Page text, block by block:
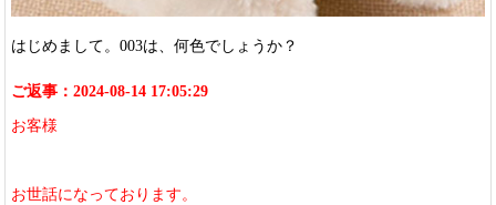
はじめまして。003は、何色でしょうか？
ご返事：2024-08-14 17:05:29
お客様
お世話になっております。